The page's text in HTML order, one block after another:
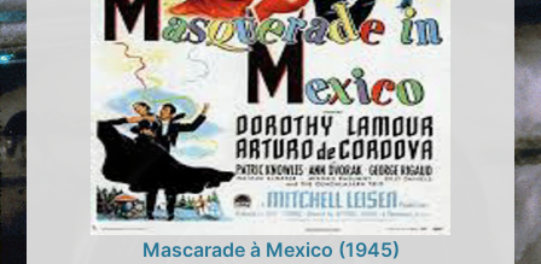
Mascarade à Mexico (1945)